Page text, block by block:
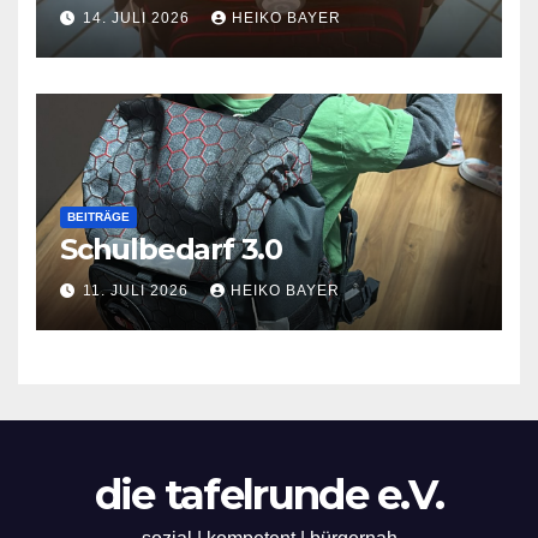
14. JULI 2026 HEIKO BAYER
BEITRÄGE
Schulbedarf 3.0
11. JULI 2026 HEIKO BAYER
die tafelrunde e.V.